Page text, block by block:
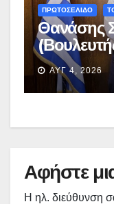
ΠΡΩΤΟΣΕΛΙΔΟ
Θανάσης
Έκτακτη
400.000€
εργασίες
ΑΥΓ 4, 2026
Αφήστε
Η ηλ. διεύθυνση